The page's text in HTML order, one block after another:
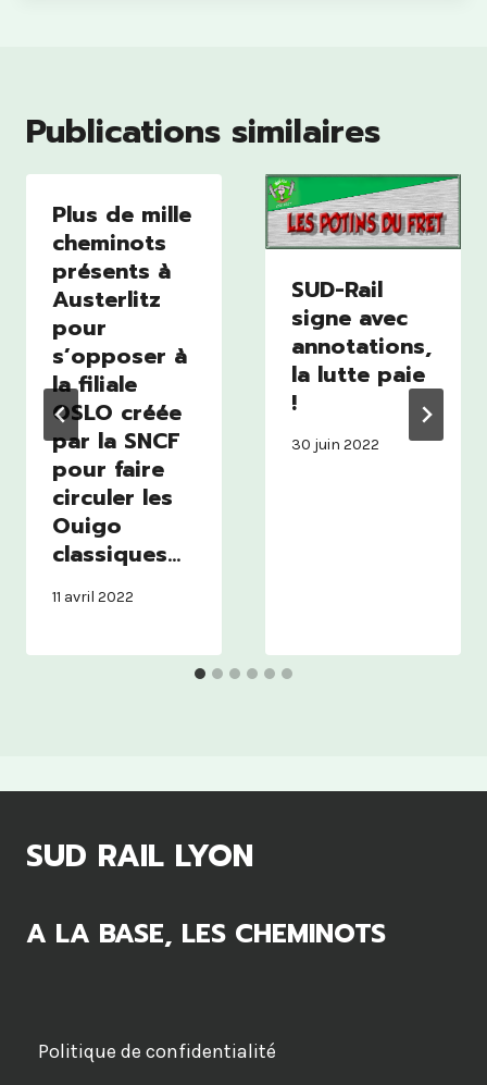
Publications similaires
Plus de mille
cheminots
présents à
Austerlitz
pour
s’opposer à
la filiale
OSLO créée
par la SNCF
pour faire
circuler les
Ouigo
classiques…
11 avril 2022
SUD-Rail
signe avec
annotations,
la lutte paie
!
30 juin 2022
SUD RAIL LYON
A LA BASE, LES CHEMINOTS
Politique de confidentialité